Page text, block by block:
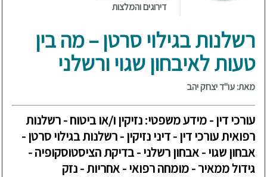
דירוגים והמלצות
רשלנות בגילוי סרטן – מה בין
טעות לאיבחון שגוי ורשלני
מאת: עו"ד יצחק יהב
עורכי דין - מידע משפטי: נזיקין ו/או ביטוח - רשלנות
רפואית עורכי דין - דיני נזיקין - רשלנות בגילוי סרטן -
אבחון שגוי - אבחון רשלני - בדיקת הציסטוסקופיה -
גידול ממאיר - מומחה רפואי - אחריות - נזק